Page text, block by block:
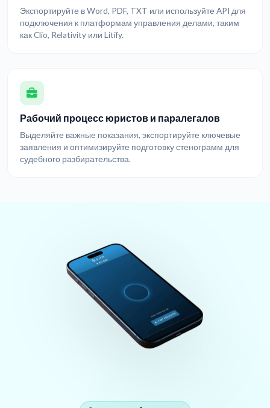
Экспортируйте в Word, PDF, TXT или используйте API для
подключения к платформам управления делами, таким
как Clio, Relativity или Litify.
Рабочий процесс юристов и паралегалов
Выделяйте важные показания, экспортируйте ключевые
заявления и оптимизируйте подготовку стенограмм для
судебного разбирательства.